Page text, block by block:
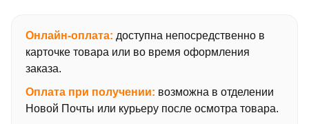
Онлайн-оплата: доступна непосредственно в
карточке товара или во время оформления
заказа.
Оплата при получении: возможна в отделении
Новой Почты или курьеру после осмотра товара.